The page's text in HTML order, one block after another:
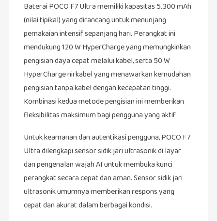
Baterai POCO F7 Ultra memiliki kapasitas 5.300 mAh
(nilai tipikal) yang dirancang untuk menunjang
pemakaian intensif sepanjang hari. Perangkat ini
mendukung 120 W HyperCharge yang memungkinkan
pengisian daya cepat melalui kabel, serta 50 W
HyperCharge nirkabel yang menawarkan kemudahan
pengisian tanpa kabel dengan kecepatan tinggi.
Kombinasi kedua metode pengisian ini memberikan
fleksibilitas maksimum bagi pengguna yang aktif.
Untuk keamanan dan autentikasi pengguna, POCO F7
Ultra dilengkapi sensor sidik jari ultrasonik di layar
dan pengenalan wajah AI untuk membuka kunci
perangkat secara cepat dan aman. Sensor sidik jari
ultrasonik umumnya memberikan respons yang
cepat dan akurat dalam berbagai kondisi.